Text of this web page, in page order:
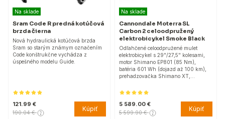
Na sklade
Sram Code R predná kotúčová
brzda čierna
Nová hydraulická kotúčová brzda
Sram so starým známym označením
Code konštrukčne vychádza z
úspešného modelu Guide.
121.99 €
190.04 € Kúpiť
Na sklade
Cannondale Moterra SL
Carbon 2 celoodpružený
elektrobicykel Smoke Black
Odľahčené celoodpružené mulet
elektrobicykel s 29"/27,5" kolesami,
motor Shimano EP801 (85 Nm),
batéria 601 Wh (dojazd až 100 km),
prehadzovačka Shimano XT,…
5 589.00 €
5 599.90 € Kúpiť